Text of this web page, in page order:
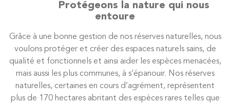
Protégeons la nature qui nous
entoure
Grâce à une bonne gestion de nos réserves naturelles, nous
voulons protéger et créer des espaces naturels sains, de
qualité et fonctionnels et ainsi aider les espèces menacées,
mais aussi les plus communes, à s’épanouir. Nos réserves
naturelles, certaines en cours d’agrément, représentent
plus de 170 hectares abritant des espèces rares telles que